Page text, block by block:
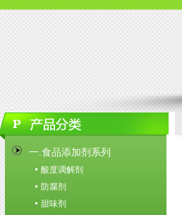
一.食品添加剂系列
酸度调解剂
防腐剂
甜味剂